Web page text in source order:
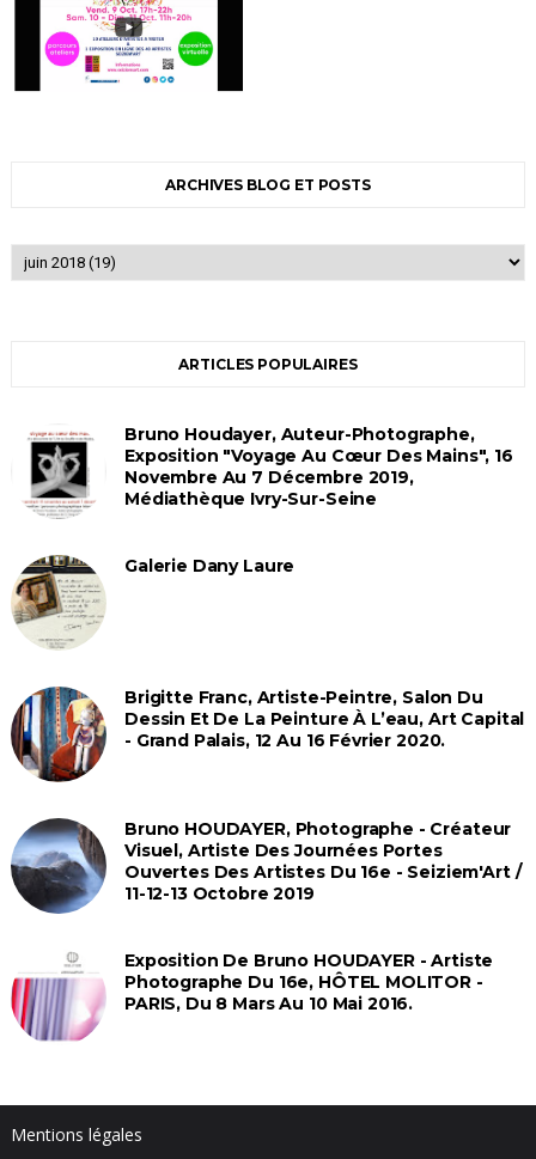
ARCHIVES BLOG ET POSTS
ARTICLES POPULAIRES
Bruno Houdayer, Auteur-Photographe,
Exposition "Voyage Au Cœur Des Mains", 16
Novembre Au 7 Décembre 2019,
Médiathèque Ivry-Sur-Seine
Galerie Dany Laure
Brigitte Franc, Artiste-Peintre, Salon Du
Dessin Et De La Peinture À L’eau, Art Capital
- Grand Palais, 12 Au 16 Février 2020.
Bruno HOUDAYER, Photographe - Créateur
Visuel, Artiste Des Journées Portes
Ouvertes Des Artistes Du 16e - Seiziem'Art /
11-12-13 Octobre 2019
Exposition De Bruno HOUDAYER - Artiste
Photographe Du 16e, HÔTEL MOLITOR -
PARIS, Du 8 Mars Au 10 Mai 2016.
Mentions légales